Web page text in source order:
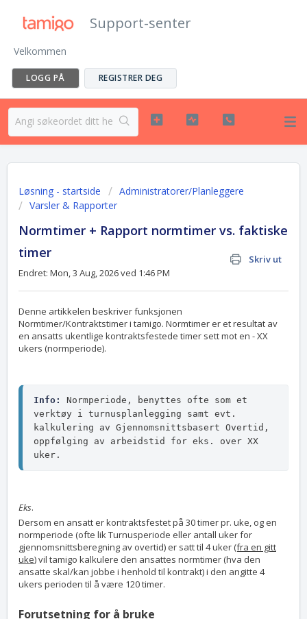
Support-senter
Velkommen
LOGG PÅ REGISTRER DEG
Løsning - startside
Administratorer/Planleggere
Varsler & Rapporter
Normtimer + Rapport normtimer vs. faktiske
timer
Skriv ut
Endret: Mon, 3 Aug, 2026 ved 1:46 PM
Denne artikkelen beskriver funksjonen
Normtimer/Kontraktstimer i tamigo. Normtimer er et resultat av
en ansatts ukentlige kontraktsfestede timer sett mot en - XX
ukers (normperiode).
Info:
Normperiode, benyttes ofte som et
verktøy i turnusplanlegging samt evt.
kalkulering av Gjennomsnittsbasert Overtid,
oppfølging av arbeidstid for eks. over XX
uker.
Eks.
Dersom en ansatt er kontraktsfestet på 30 timer pr. uke, og en
normperiode (ofte lik Turnusperiode eller antall uker for
gjennomsnittsberegning av overtid) er satt til 4 uker (fra en gitt
uke) vil tamigo kalkulere den ansattes normtimer (hva den
ansatte skal/kan jobbe i henhold til kontrakt) i den angitte 4
ukers perioden til å være 120 timer.
Forutsetning for å bruke